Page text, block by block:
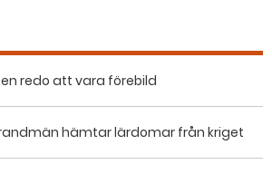
redo att vara förebild
hämtar lärdomar från kriget